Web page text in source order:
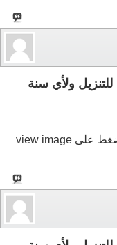
أحتمال وجود مشكلة في الجافا لأنة بعد الضغط على view image